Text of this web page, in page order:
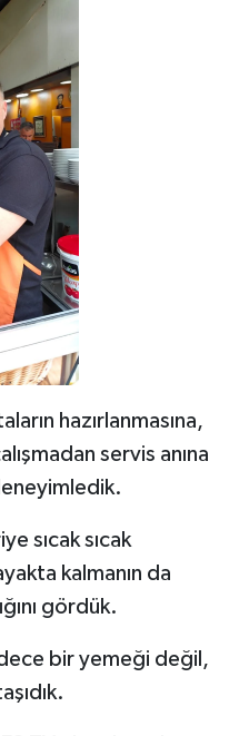
hazırlanmasına,
servis anına
sıcak sıcak
kalmanın da
gördük.
bir yemeği değil,